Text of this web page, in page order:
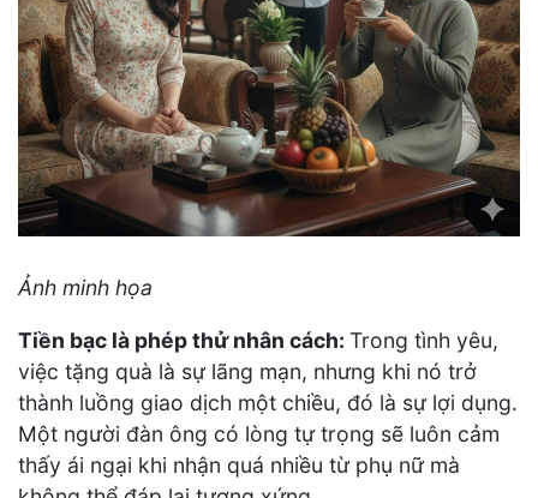
Ảnh minh họa
Tiền bạc là phép thử nhân cách: Trong tình yêu,
việc tặng quà là sự lãng mạn, nhưng khi nó trở
thành luồng giao dịch một chiều, đó là sự lợi dụng.
Một người đàn ông có lòng tự trọng sẽ luôn cảm
thấy ái ngại khi nhận quá nhiều từ phụ nữ mà